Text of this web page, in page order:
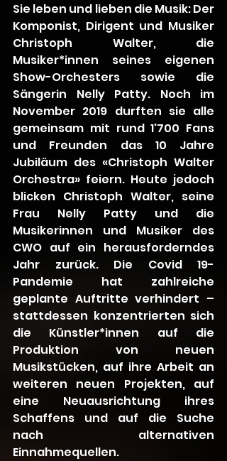
Sie leben und lieben die Musik: Der
Komponist, Dirigent und Musiker
Christoph Walter, die
Musiker*innen seines eigenen
Show-Orchesters sowie die
Sängerin Nelly Patty. Noch im
November 2019 durften sie alle
gemeinsam mit rund 1'700 Fans
und Freunden das 10 Jahre
Jubiläum des «Christoph Walter
Orchestra» feiern. Heute jedoch
blicken Christoph Walter, seine
Frau Nelly Patty und die
Musikerinnen und Musiker des
CWO auf ein herausforderndes
Jahr zurück. Die Covid 19-
Pandemie hat zahlreiche
geplante Auftritte verhindert –
stattdessen konzentrierten sich
die Künstler*innen auf die
Produktion von neuen
Musikstücken, auf ihre Arbeit an
weiteren neuen Projekten, auf
eine Neuausrichtung ihres
Schaffens und auf die Suche
nach alternativen
Einnahmequellen.